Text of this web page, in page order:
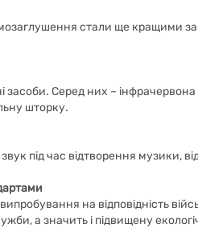
стали ще кращими
засоби. Серед них –
шторку.
під час відтворення музики,
на відповідність
а значить і підвищену